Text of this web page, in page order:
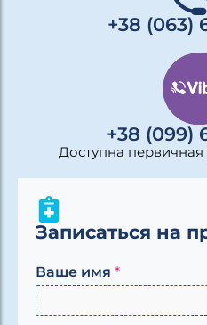
+38 (063)
+38 (099)
Доступна первичная
Записаться на
Ваше имя *